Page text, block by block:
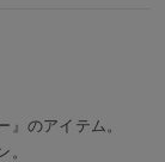
のアイテム。
。